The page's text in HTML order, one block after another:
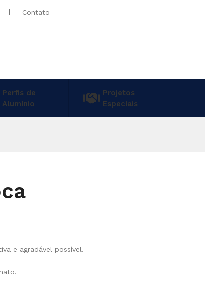
Contato
Perfis de
Alumínio
Projetos
Especiais
e agradável possível.